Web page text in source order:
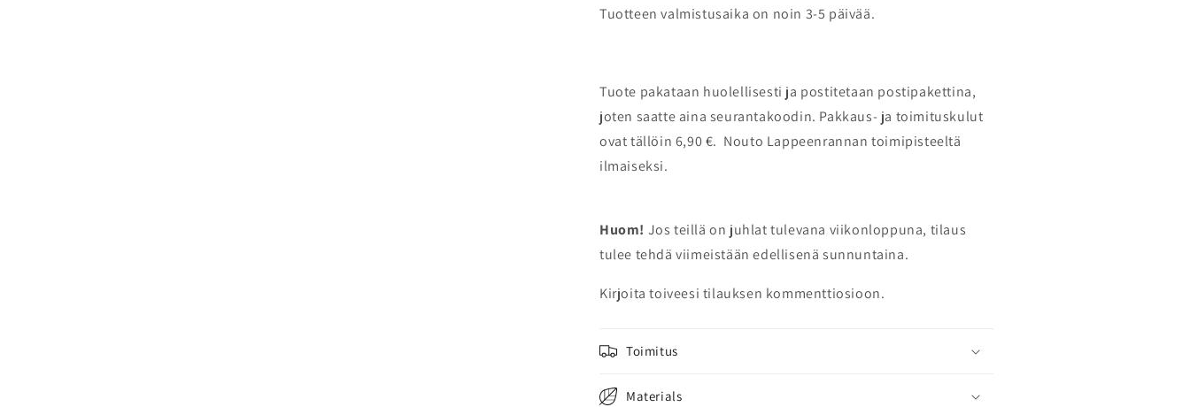
Tuotteen valmistusaika on noin 3-5 päivää.
Tuote pakataan huolellisesti ja postitetaan postipakettina,
joten saatte aina seurantakoodin. Pakkaus- ja toimituskulut
ovat tällöin 6,90 €. Nouto Lappeenrannan toimipisteeltä
ilmaiseksi.
Huom! Jos teillä on juhlat tulevana viikonloppuna, tilaus
tulee tehdä viimeistään edellisenä sunnuntaina.
Kirjoita toiveesi tilauksen kommenttiosioon.
Toimitus
Materials